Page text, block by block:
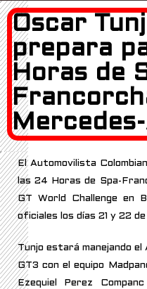
Oscar
prepara
Horas de
Mercedes-
El Automovilista
las 24 Horas de Spa-
GT World Challenge en
oficiales los días 21 y 22 de
Tunjo estará manejando
GT3 con el equipo
Ezequiel Perez